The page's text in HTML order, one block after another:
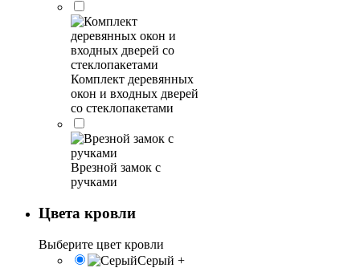
Комплект деревянных
окон и входных дверей
со стеклопакетами
Врезной замок с
ручками
Цвета кровли
Выберите цвет кровли
Серый +